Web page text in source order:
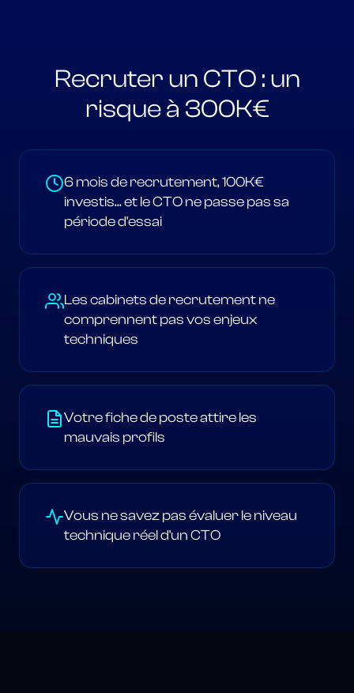
Recruter un CTO : un
risque à 300K€
6 mois de recrutement, 100K€
investis... et le CTO ne passe pas sa
période d'essai
Les cabinets de recrutement ne
comprennent pas vos enjeux
techniques
Votre fiche de poste attire les
mauvais profils
Vous ne savez pas évaluer le niveau
technique réel d'un CTO